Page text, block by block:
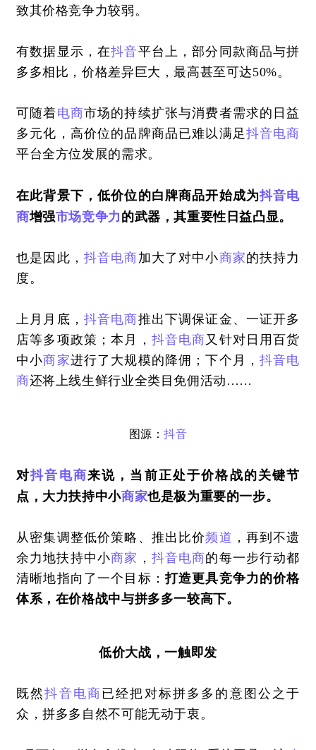
致其价格竞争力较弱。
有数据显示，在抖音平台上，部分同款商品与拼
多多相比，价格差异巨大，最高甚至可达50%。
可随着电商市场的持续扩张与消费者需求的日益
多元化，高价位的品牌商品已难以满足 抖音电商
平台全方位发展的需求。
在此背景下，低价位的白牌商品开始成为抖音电
商增强市场竞争力 的武器，其重要性日益凸显。
也是因此， 抖音电商加大了对中小商家的扶持力
度。
上月月底， 抖音电商推出下调保证金、一证开多
店等多项政策；本月， 抖音电商又针对日用百货
中小商家进行了大规模的降佣；下个月，抖音电
商还将上线生鲜行业全类目免佣活动……
图源：抖音
对抖音 电商来说，当前正处于价格战的关键节
点，大力扶持中小商家也是极为重要的一步。
从密集调整低价策略、推出比价频道 ，再到不遗
余力地扶持中小商家 ， 抖音电商的每一步行动都
清晰地指向了一个目标：打造更具竞争力的价格
体系，在价格战中与拼多多一较高下。
低价大战，一触即发
既然抖音电商已经把对标拼多多的意图公之于
众，拼多多自然不可能无动于衷。